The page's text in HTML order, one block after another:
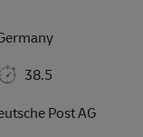
38.5
Post AG